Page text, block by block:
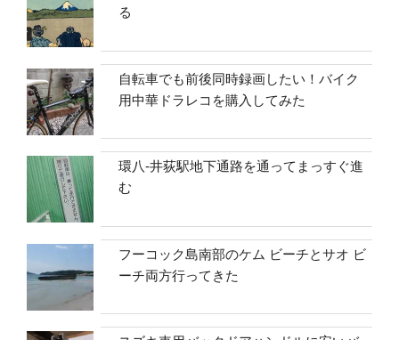
る
自転車でも前後同時録画したい！バイク
用中華ドラレコを購入してみた
環八-井荻駅地下通路を通ってまっすぐ進
む
フーコック島南部のケム ビーチとサオ ビ
ーチ両方行ってきた